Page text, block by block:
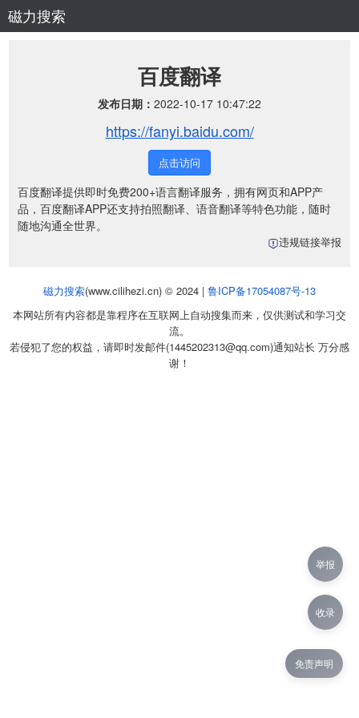
磁力搜索
百度翻译
发布日期： 2022-10-17 10:47:22
https://fanyi.baidu.com/
点击访问
百度翻译提供即时免费200+语言翻译服务，拥有网页和APP产
品，百度翻译APP还支持拍照翻译、语音翻译等特色功能，随时
随地沟通全世界。
违规链接举报
磁力搜索(www.cilihezi.cn) © 2024 | 鲁ICP备17054087号-13
本网站所有内容都是靠程序在互联网上自动搜集而来，仅供测试和学习交
流。
若侵犯了您的权益，请即时发邮件(1445202313@qq.com)通知站长 万分感
谢！
免责声明
举报
收录